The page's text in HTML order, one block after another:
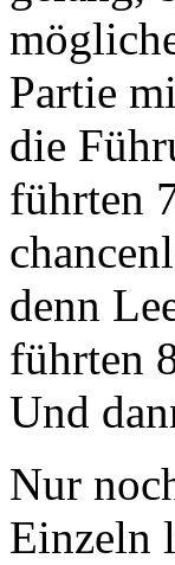
Partie
die
führten
denn
führten
Und
Nur
Einzeln